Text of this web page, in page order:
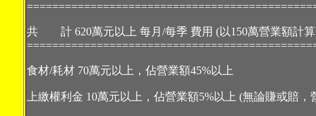
共 計 620萬元以上 每月 /每季 費用 (以150萬營業額計算
食材/耗材 70萬元以上，佔營業額45%以上
上繳權利金 10萬元以上，佔營業額5%以上 (無論賺或賠，